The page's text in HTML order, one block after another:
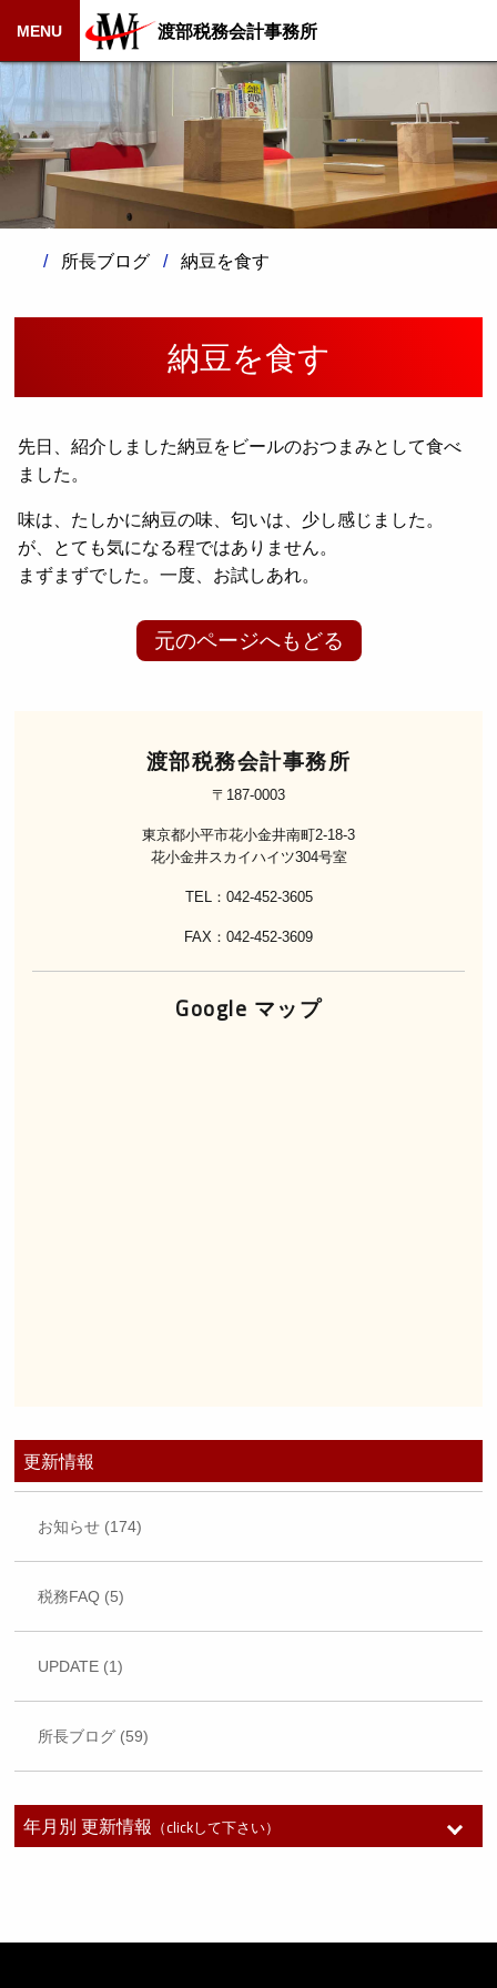
MENU 渡部税務会計事務所
所長ブログ 納豆を食す
納豆を食す
先日、紹介しました納豆をビールのおつまみとして食べ
ました。
味は、たしかに納豆の味、匂いは、少し感じました。
が、とても気になる程ではありません。
まずまずでした。一度、お試しあれ。
元のページへもどる
渡部税務会計事務所
〒187-0003
東京都小平市花小金井南町2-18-3
花小金井スカイハイツ304号室
TEL：042-452-3605
FAX：042-452-3609
Google マップ
更新情報
お知らせ (174)
税務FAQ (5)
UPDATE (1)
所長ブログ (59)
年月別 更新情報 （clickして下さい）